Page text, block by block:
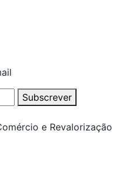
Subscrever
e Revalorização